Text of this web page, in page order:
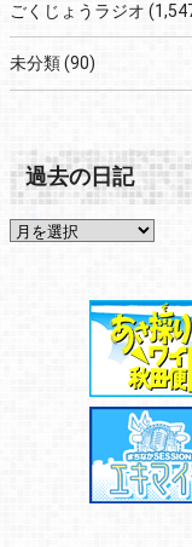
ごくじょうラジオ
未分類(90)
過去の日記